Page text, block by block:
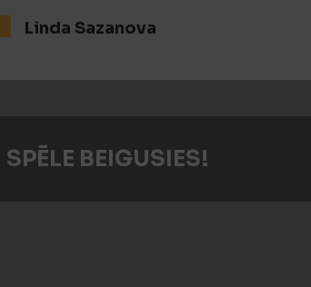
Linda Sazanova
SPĒLE BEIGUSIES!